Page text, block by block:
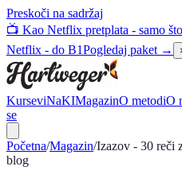
Preskoči na sadržaj
📺 Kao Netflix pretplata - samo
Netflix - do B1Pogledaj paket →
KurseviNaKIMagazinO metodiO
se
Početna/Magazin/Izazov - 30 reči
blog